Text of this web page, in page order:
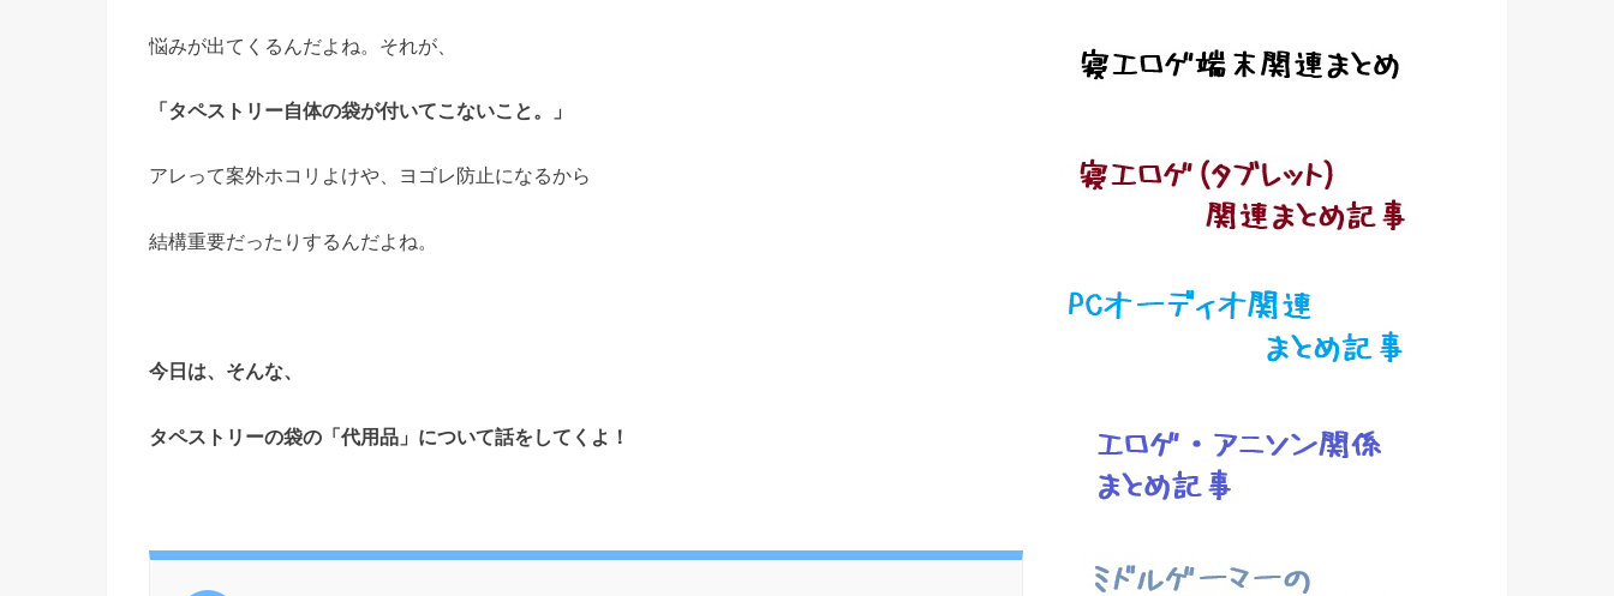
悩みが出てくるんだよね。それが、
「タペストリー自体の袋が付いてこないこと。」
アレって案外ホコリよけや、ヨゴレ防止になるから
結構重要だったりするんだよね。
今日は、そんな、
タペストリーの袋の「代用品」について話をしてくよ！